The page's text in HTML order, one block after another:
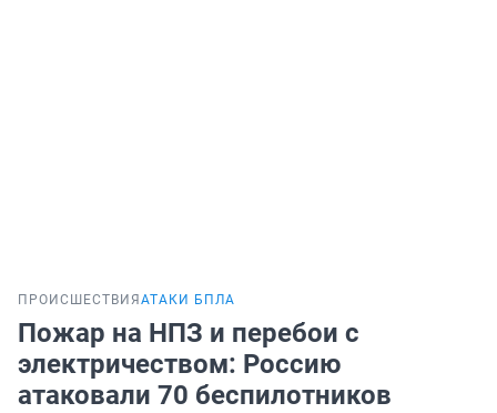
ПРОИСШЕСТВИЯ АТАКИ БПЛА
Пожар на НПЗ и перебои с
электричеством: Россию
атаковали 70 беспилотников